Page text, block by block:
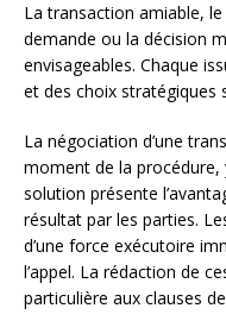
La transaction amiable,
demande ou la décision
envisageables. Chaque
et des choix stratégiques
La négociation d’une
moment de la
solution présente
résultat par les parties.
d’une force exécutoire
l’appel. La rédaction de
particulière aux clauses